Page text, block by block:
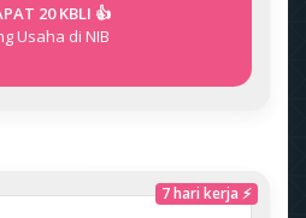
20 KBLI 👍
Usaha di NIB
7 hari kerja ⚡